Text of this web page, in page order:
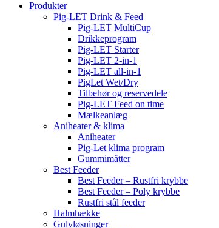
Produkter
Pig-LET Drink & Feed
Pig-LET MultiCup
Drikkeprogram
Pig-LET Starter
Pig-LET 2-in-1
Pig-LET all-in-1
PigLet Wet/Dry
Tilbehør og reservedele
Pig-LET Feed on time
Mælkeanlæg
Aniheater & klima
Aniheater
Pig-Let klima program
Gummimåtter
Best Feeder
Best Feeder – Rustfri krybbe
Best Feeder – Poly krybbe
Rustfri stål feeder
Halmhække
Gulvløsninger